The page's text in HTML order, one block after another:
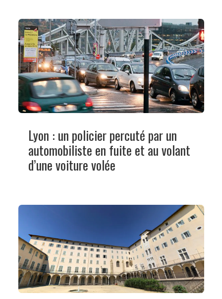
Lyon : un policier percuté par un
automobiliste en fuite et au volant
d’une voiture volée